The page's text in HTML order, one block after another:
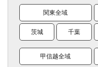
関東全域
茨城 千葉
甲信越全域